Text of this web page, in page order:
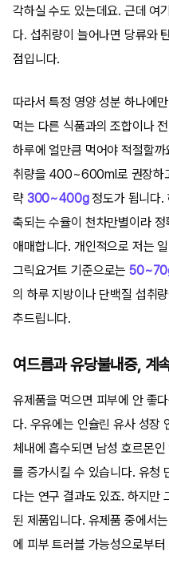
각하실 수도 있는데요. 근데 여
다. 섭취량이 늘어나면 당류와
점입니다.
따라서 특정 영양 성분 하나에
먹는 다른 식품과의 조합이나
하루에 얼만큼 먹어야 적절할
취량을 400~600ml로 권장하
략 300~400g정도가 됩니다.
축되는 수율이 천차만별이라
애매합니다. 개인적으로 저는
그릭요거트 기준으로는
의 하루 지방이나 단백질 섭취
추드립니다.
여드름과 유당불내증, 계
유제품을 먹으면 피부에 안 좋
다. 우유에는 인슐린 유사 성장
체내에 흡수되면 남성 호르몬
를 증가시킬 수 있습니다. 유청
다는 연구 결과도 있죠. 하지만
된 제품입니다. 유제품 중에서
에 피부 트러블 가능성으로부